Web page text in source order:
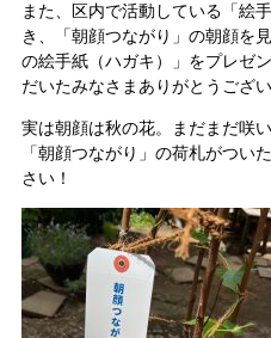
また、区内で活動している「絵
き、「朝顔つながり」の朝顔を
の絵手紙（ハガキ）」をプレゼ
だいたみなさまありがとうござい
実は朝顔は秋の花。まだまだ咲
「朝顔つながり」の荷札がつい
さい！